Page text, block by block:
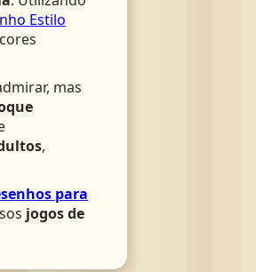
Estilo
mas
,
para
jogos de